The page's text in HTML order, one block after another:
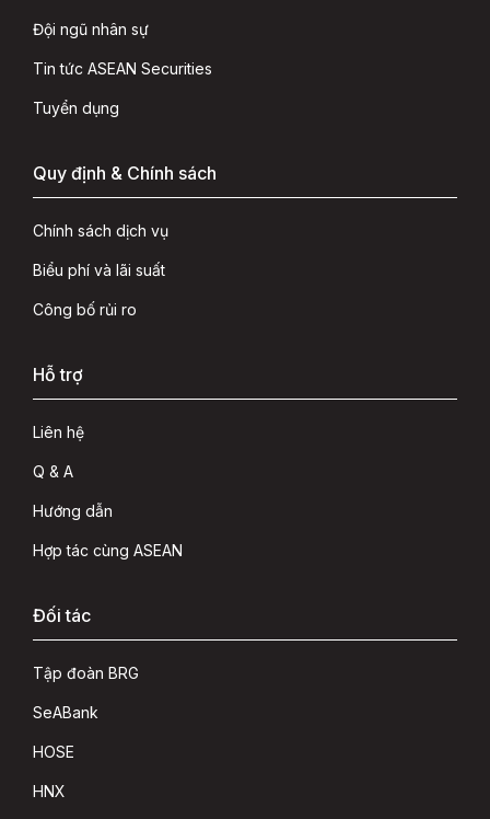
Đội ngũ nhân sự
Tin tức ASEAN Securities
Tuyển dụng
Quy định & Chính sách
Chính sách dịch vụ
Biểu phí và lãi suất
Công bố rủi ro
Hỗ trợ
Liên hệ
Q & A
Hướng dẫn
Hợp tác cùng ASEAN
Đối tác
Tập đoàn BRG
SeABank
HOSE
HNX